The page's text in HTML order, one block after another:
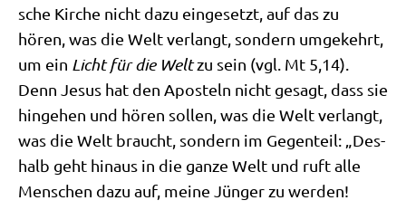
sche Kir­che nicht dazu ein­ge­setzt, auf das zu
hören, was die Welt ver­langt, son­dern umge­kehrt,
um ein Licht für die Weltzu sein (vgl. Mt 5,14).
Denn Jesus hat den Apo­steln nicht gesagt, dass sie
hin­ge­hen und hören sol­len, was die Welt ver­langt,
was die Welt braucht, son­dern im Gegen­teil: „Des­
halb geht hin­aus in die gan­ze Welt und ruft alle
Men­schen dazu auf, mei­ne Jün­ger zu wer­den!